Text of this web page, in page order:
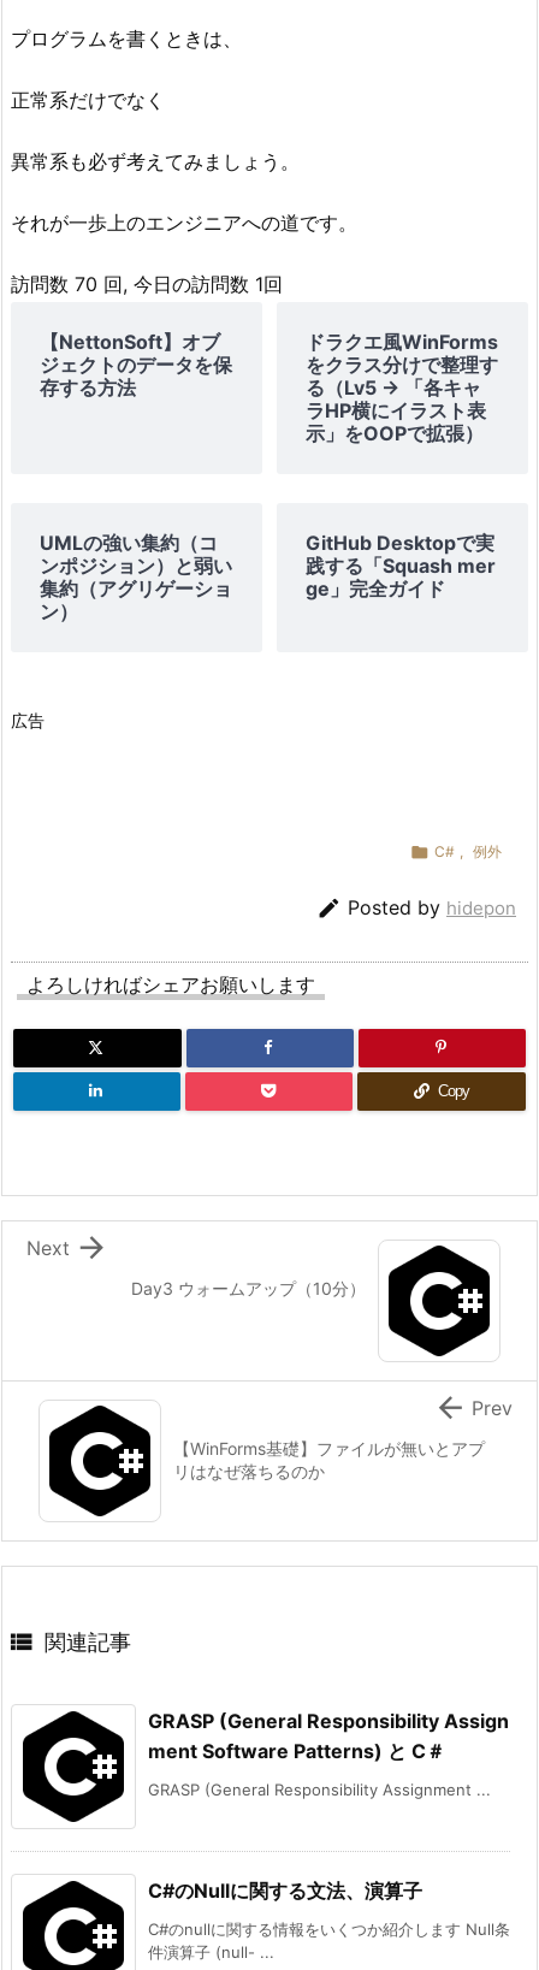
プログラムを書くときは、
正常系だけでなく
異常系も必ず考えてみましょう。
それが一歩上のエンジニアへの道です。
訪問数 70 回, 今日の訪問数 1回
【NettonSoft】オブ
ジェクトのデータを保
存する方法
ドラクエ風WinForms
をクラス分けで整理す
る（Lv5 → 「各キャ
ラHP横にイラスト表
示」をOOPで拡張）
UMLの強い集約（コ
ンポジション）と弱い
集約（アグリゲーショ
ン）
GitHub Desktopで実
践する「Squash mer
ge」完全ガイド
広告
 C# 例外
 Posted by hidepon
よろしければシェアお願いします
Copy
Day3 ウォームアップ（10分）

Next
【WinForms基礎】ファイルが無いとアプ
リはなぜ落ちるのか
 Prev
 関連記事
GRASP (General Responsibility Assign
ment Software Patterns) と C＃
GRASP (General Responsibility Assignment ...
C#のNullに関する文法、演算子
C#のnullに関する情報をいくつか紹介します Null条
件演算子 (null- ...